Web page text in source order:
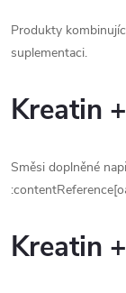
Produkty
suplementaci.
Kreatin
Směsi doplněné
Kreatin